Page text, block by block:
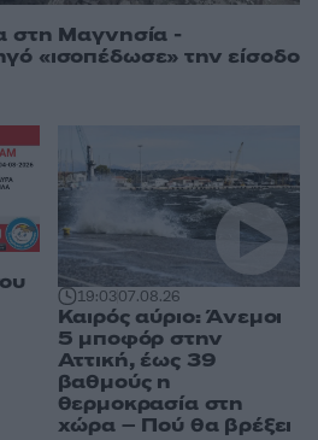
στη Μαγνησία -
«ισοπέδωσε» την είσοδο
19:0307.08.26
Καιρός αύριο: Άνεμοι
5 μποφόρ στην
Αττική, έως 39
βαθμούς η
θερμοκρασία στη
χώρα – Πού θα βρέξει